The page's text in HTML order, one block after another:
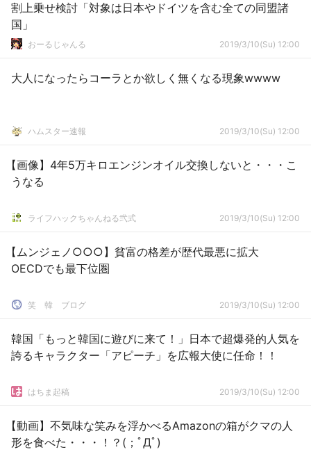
割上乗せ検討「対象は日本やドイツを含む全ての同盟諸
国」
おーるじゃんる 2019/3/10(Su) 12:00
大人になったらコーラとか欲しく無くなる現象wwww
ハムスター速報 2019/3/10(Su) 12:00
【画像】4年5万キロエンジンオイル交換しないと・・・こ
うなる
ライフハックちゃんねる弐式 2019/3/10(Su) 12:00
【ムンジェノ○○○】貧富の格差が歴代最悪に拡大
OECDでも最下位圏
笑 韓 ブログ 2019/3/10(Su) 12:00
韓国「もっと韓国に遊びに来て！」日本で超爆発的人気を
誇るキャラクター「アピーチ」を広報大使に任命！！
はちま起稿 2019/3/10(Su) 12:00
【動画】不気味な笑みを浮かべるAmazonの箱がクマの人
形を食べた・・・！？(；ﾟДﾟ)